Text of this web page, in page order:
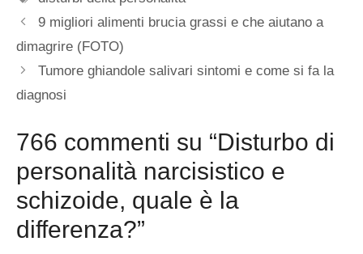
9 migliori alimenti brucia grassi e che aiutano a
dimagrire (FOTO)
Tumore ghiandole salivari sintomi e come si fa la
diagnosi
766 commenti su “Disturbo di
personalità narcisistico e
schizoide, quale è la
differenza?”